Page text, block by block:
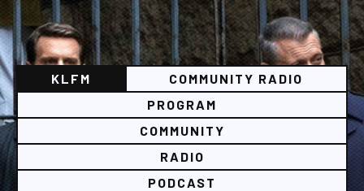
KLFM
COMMUNITY RADIO
PROGRAM
COMMUNITY
RADIO
PODCAST